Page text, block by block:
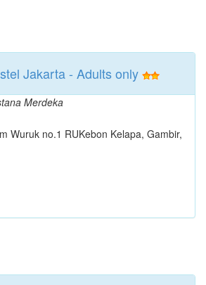
Jakarta - Adults only
Merdeka
Wuruk no.1 RUKebon Kelapa, Gambir,